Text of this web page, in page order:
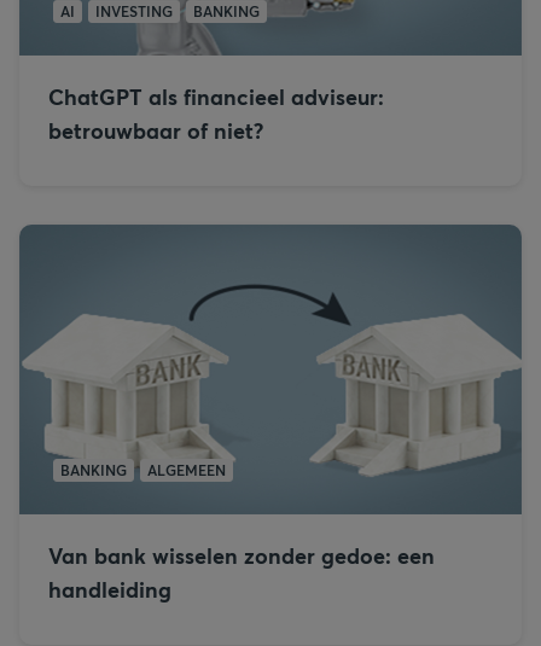
AI INVESTING BANKING
ChatGPT als financieel adviseur:
betrouwbaar of niet?
BANKING ALGEMEEN
Van bank wisselen zonder gedoe: een
handleiding